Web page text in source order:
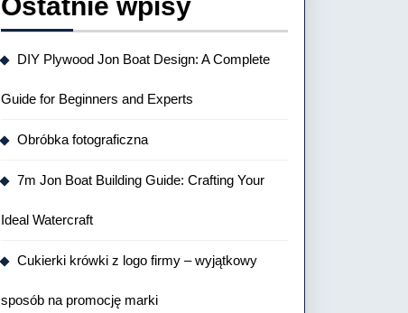
DIY Plywood Jon Boat Design: A Complete
Guide for Beginners and Experts
Obróbka fotograficzna
7m Jon Boat Building Guide: Crafting Your
Ideal Watercraft
Cukierki krówki z logo firmy – wyjątkowy
sposób na promocję marki